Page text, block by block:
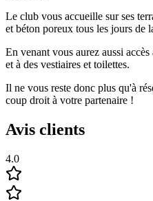
Le club vous accueille sur ses
et béton poreux tous les jours de
En venant vous aurez aussi
et à des vestiaires et toilettes.
Il ne vous reste donc plus qu'à
coup droit à votre partenaire !
Avis clients
4.0